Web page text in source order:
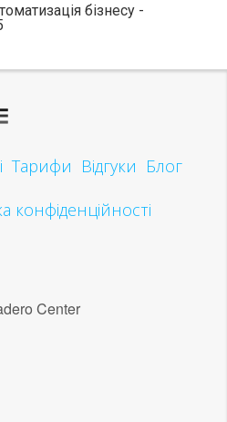
бізнесу -
Тарифи Відгуки Блог
конфіденційності
Center